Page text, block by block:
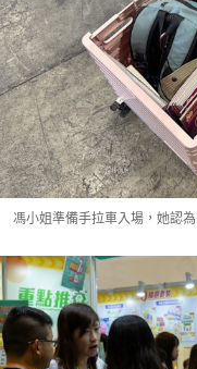
馮小姐準備手拉車入場，她認